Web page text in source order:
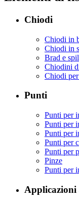
Chiodi
Chiodi in
Chiodi in
Brad e
Chiodini
Chiodi
Punti
Punti per
Punti per
Punti per
Punti per
Punti per
Pinze
Punti per
Applicazioni